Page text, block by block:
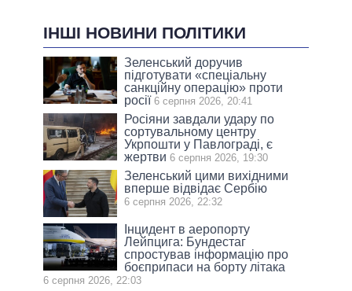
ІНШІ НОВИНИ ПОЛІТИКИ
Зеленський доручив
підготувати «спеціальну
санкційну операцію» проти
росії 6 серпня 2026, 20:41
Росіяни завдали удару по
сортувальному центру
Укрпошти у Павлограді, є
жертви 6 серпня 2026, 19:30
Зеленський цими вихідними
вперше відвідає Сербію
6 серпня 2026, 22:32
Інцидент в аеропорту
Лейпцига: Бундестаг
спростував інформацію про
боєприпаси на борту літака
6 серпня 2026, 22:03